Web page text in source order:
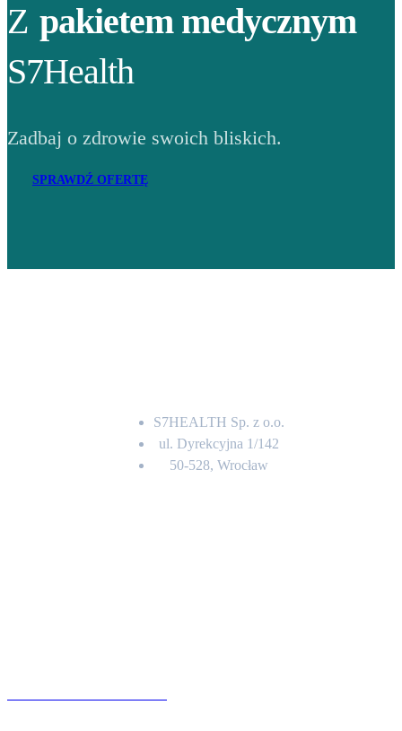
Z pakietem medycznym
S7Health
Zadbaj o zdrowie swoich bliskich.
SPRAWDŹ OFERTĘ
S7HEALTH Sp. z o.o.
ul. Dyrekcyjna 1/142
50-528, Wrocław